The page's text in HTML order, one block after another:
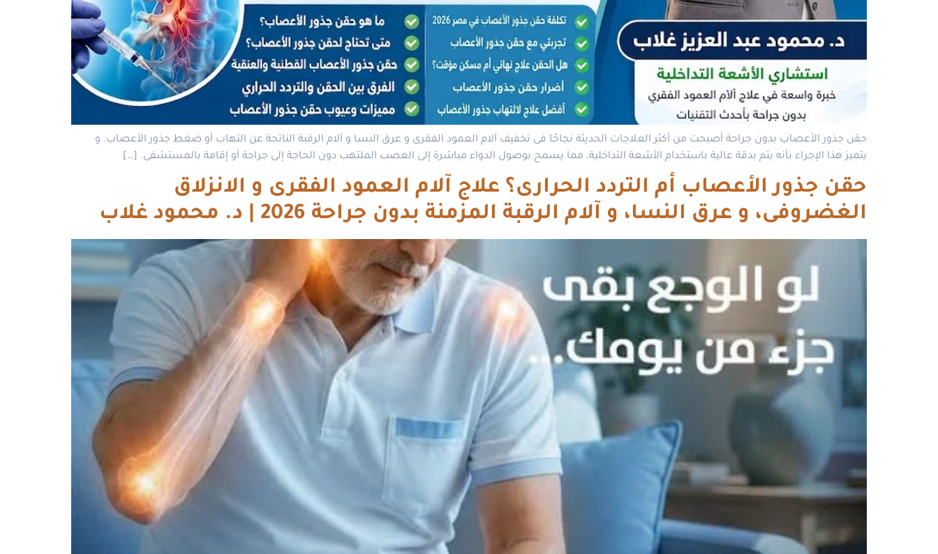
حقن جذور الأعصاب بدون جراحة أصبحت من أكثر العلاجات الحديثة نجاحًا فى تخفيف آلام العمود الفقرى و عرق النسا و آلام الرقبة الناتجة عن التهاب أو ضغط جذور الأعصاب. و
يتميز هذا الإجراء بأنه يتم بدقة عالية باستخدام الأشعة التداخلية، مما يسمح بوصول الدواء مباشرة إلى العصب الملتهب دون الحاجة إلى جراحة أو إقامة بالمستشفى. […]
حقن جذور الأعصاب أم التردد الحرارى؟ علاج آلام العمود الفقرى و الانزلاق
الغضروفى، و عرق النسا، و آلام الرقبة المزمنة بدون جراحة 2026 | د. محمود غلاب